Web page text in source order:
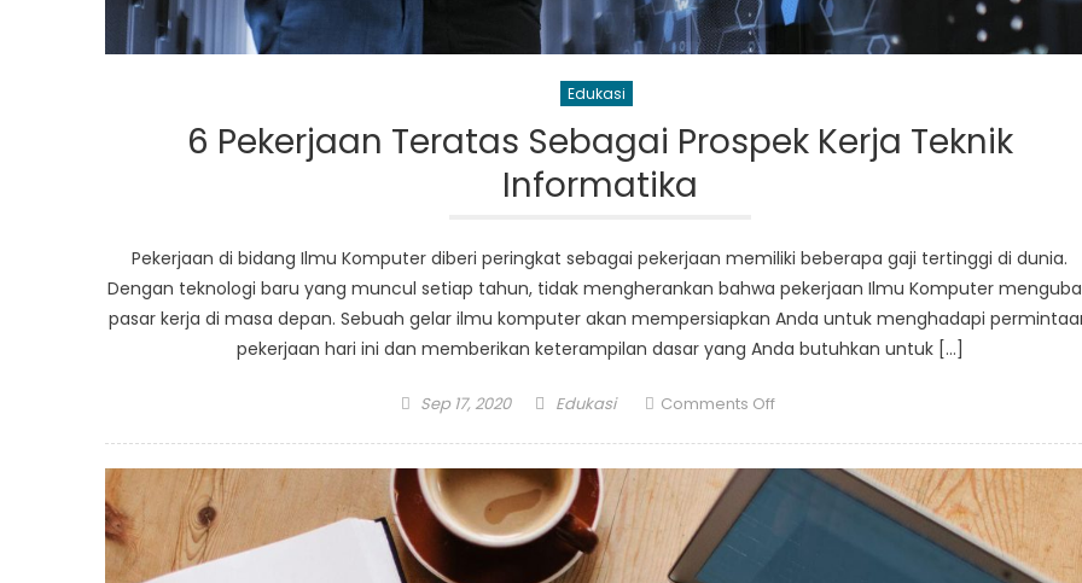
Edukasi
6 Pekerjaan Teratas Sebagai Prospek Kerja Teknik
Informatika
Pekerjaan di bidang Ilmu Komputer diberi peringkat sebagai pekerjaan memiliki beberapa gaji tertinggi di dunia.
Dengan teknologi baru yang muncul setiap tahun, tidak mengherankan bahwa pekerjaan Ilmu Komputer
pasar kerja di masa depan. Sebuah gelar ilmu komputer akan mempersiapkan Anda untuk menghadapi
pekerjaan hari ini dan memberikan keterampilan dasar yang Anda butuhkan untuk […]
Posted
Sep 17, 2020 Author
Edukasi Comments Offon
Teratas